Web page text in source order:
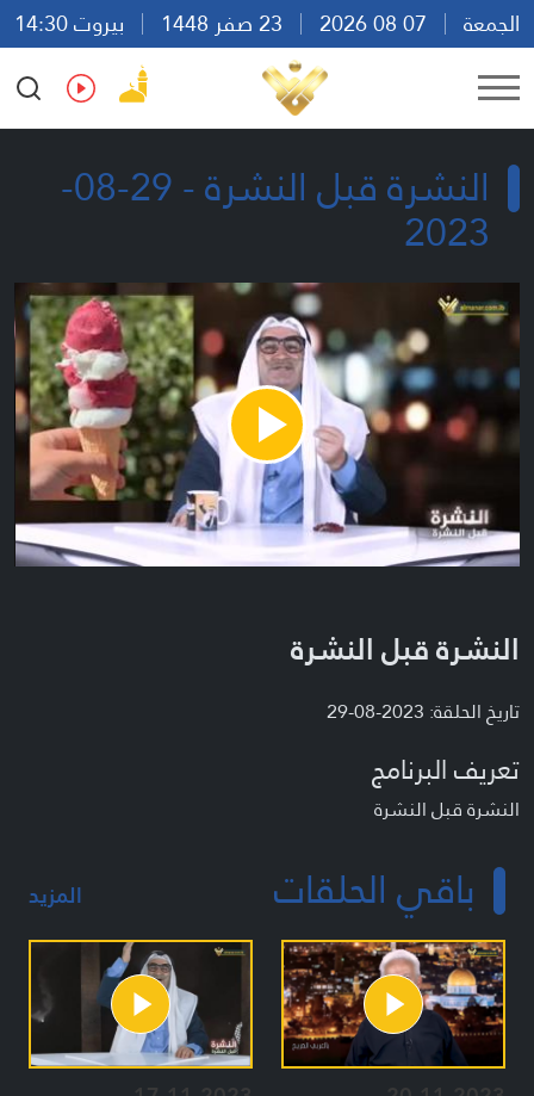
الجمعة
بيروت 14:30
Ar
En Fr Es
النشرة قبل النشرة - 29-08-
2023
Play
Video
النشرة قبل النشرة
تاريخ الحلقة: 2023-08-29
تعريف البرنامج
النشرة قبل النشرة
باقي الحلقات المزيد